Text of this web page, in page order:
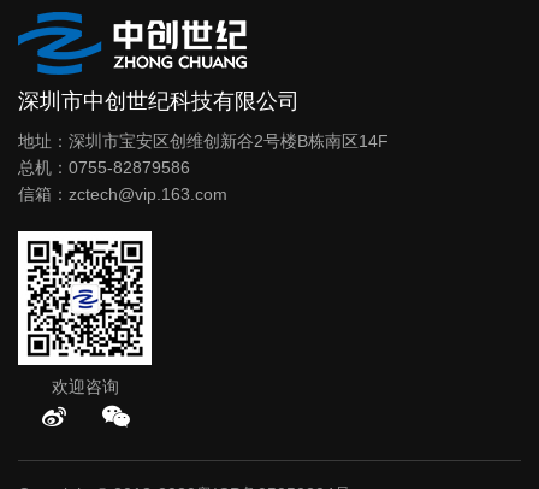
深圳市中创世纪科技有限公司
地址：深圳市宝安区创维创新谷2号楼B栋南区14F
总机：0755-82879586
信箱：zctech@vip.163.com
欢迎咨询